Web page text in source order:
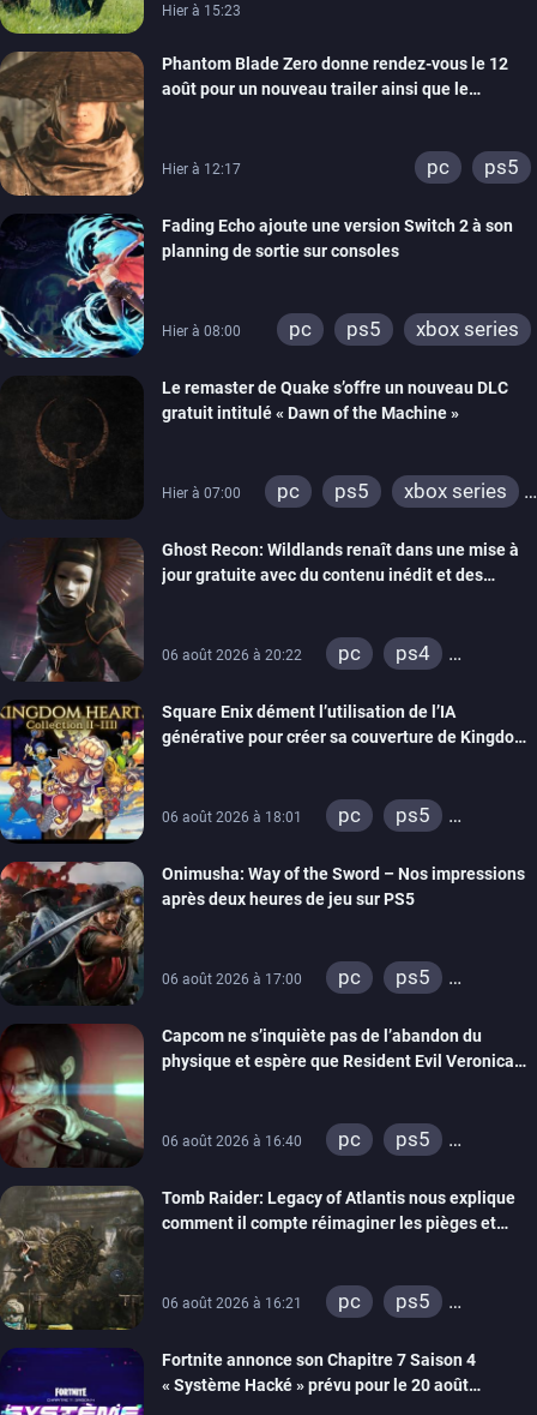
Hier à 15:23
Phantom Blade Zero donne rendez-vous le 12
août pour un nouveau trailer ainsi que le
Hier à 12:17 pc ps5
Fading Echo ajoute une version Switch 2 à son
planning de sortie sur consoles
Hier à 08:00 pc ps5 xbox series
Le remaster de Quake s’offre un nouveau DLC
gratuit intitulé « Dawn of the Machine »
Hier à 07:00 pc ps5
xbox series
xbox one
nintendo 64
Ghost Recon: Wildlands renaît dans une mise à
jour gratuite avec du contenu inédit et des
06 août 2026 à 20:22 pc
ps4
Square Enix dément l’utilisation de l’IA
générative pour créer sa couverture de Kingdom
06 août 2026 à 18:01 pc
ps5
switch 2
Onimusha: Way of the Sword – Nos impressions
après deux heures de jeu sur PS5
06 août 2026 à 17:00 pc
ps5
switch 2
Capcom ne s’inquiète pas de l’abandon du
physique et espère que Resident Evil Veronica
06 août 2026 à 16:40 pc
ps5
switch 2
Tomb Raider: Legacy of Atlantis nous explique
comment il compte réimaginer les pièges et
06 août 2026 à 16:21 pc
ps5
switch 2
Fortnite annonce son Chapitre 7 Saison 4
« Système Hacké » prévu pour le 20 août